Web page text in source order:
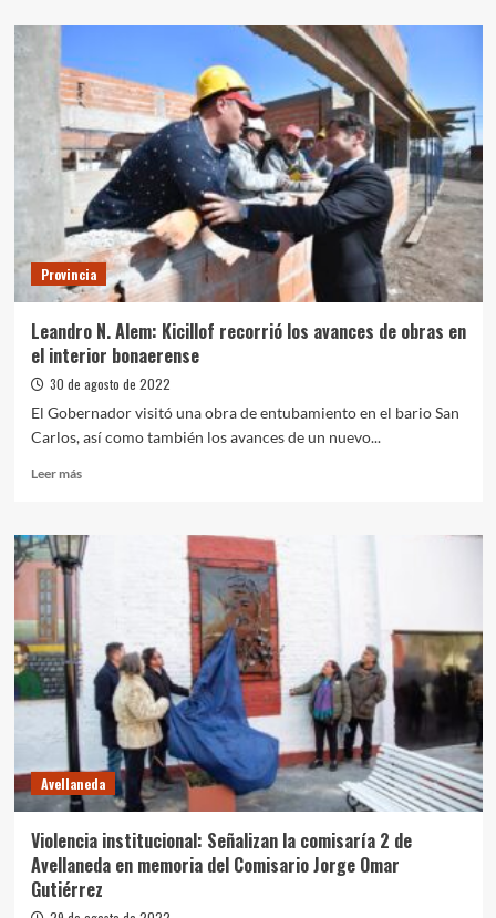
Desde
PJ
Quilmes
llaman
a
“seguir
acompañando
defendiendo
a
Cristina”
Provincia
Leandro N. Alem: Kicillof recorrió los avances de obras en
el interior bonaerense
30 de agosto de 2022
El Gobernador visitó una obra de entubamiento en el bario San
Carlos, así como también los avances de un nuevo...
Leer másLeer
Leandro
N.
Alem:
los
avances
de
obras
en
interior
bonaerense
Avellaneda
Violencia institucional: Señalizan la comisaría 2 de
Avellaneda en memoria del Comisario Jorge Omar
Gutiérrez